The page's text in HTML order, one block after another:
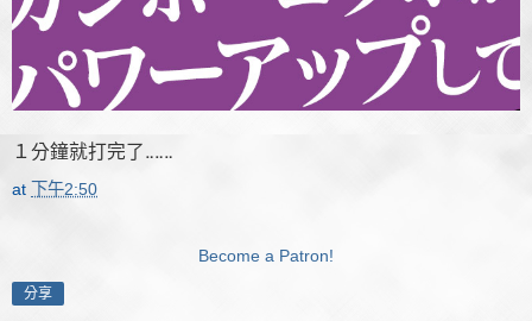
１分鐘就打完了‥‥‥
at 下午2:50
Become a Patron!
分享